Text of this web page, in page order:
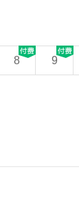
8 9